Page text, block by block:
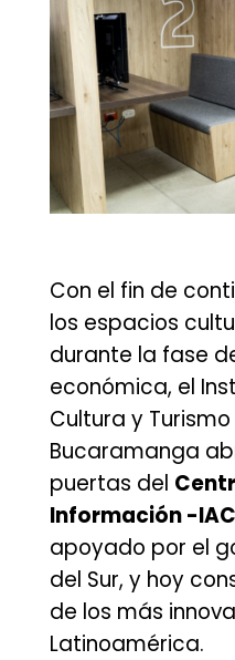
Con el fin de
los espacios
durante la fase
económica, el
Cultura y
Bucaramanga
puertas del
Información -
apoyado por el
del Sur, y hoy
de los más
Latinoamérica.